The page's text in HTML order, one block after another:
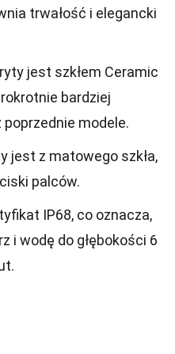
trwałość i elegancki
jest szkłem Ceramic
bardziej
poprzednie modele.
jest z matowego szkła,
palców.
IP68, co oznacza,
i wodę do głębokości 6